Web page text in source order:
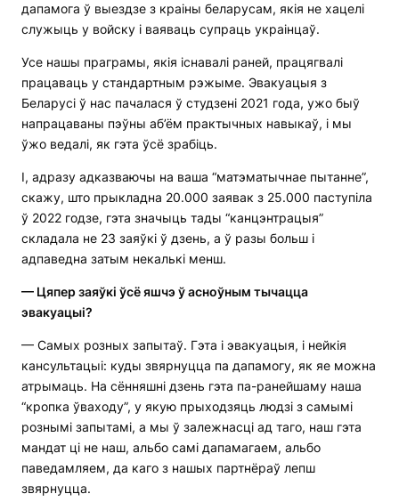
дапамога ў выездзе з краіны беларусам, якія не хацелі
служыць у войску і ваяваць супраць украінцаў.
Усе нашы праграмы, якія існавалі раней, працягвалі
працаваць у стандартным рэжыме. Эвакуацыя з
Беларусі ў нас пачалася ў студзені 2021 года, ужо быў
напрацаваны пэўны аб’ём практычных навыкаў, і мы
ўжо ведалі, як гэта ўсё зрабіць.
І, адразу адказваючы на ваша “матэматычнае пытанне”,
скажу, што прыкладна 20.000 заявак з 25.000 паступіла
ў 2022 годзе, гэта значыць тады “канцэнтрацыя”
складала не 23 заяўкі ў дзень, а ў разы больш і
адпаведна затым некалькі менш.
— Цяпер заяўкі ўсё яшчэ ў асноўным тычацца
эвакуацыі?
— Самых розных запытаў. Гэта і эвакуацыя, і нейкія
кансультацыі: куды звярнуцца па дапамогу, як яе можна
атрымаць. На сённяшні дзень гэта па-ранейшаму наша
“кропка ўваходу”, у якую прыходзяць людзі з самымі
рознымі запытамі, а мы ў залежнасці ад таго, наш гэта
мандат ці не наш, альбо самі дапамагаем, альбо
паведамляем, да каго з нашых партнёраў лепш
звярнуцца.